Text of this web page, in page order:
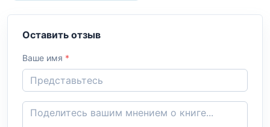
Оставить отзыв
Ваше имя *